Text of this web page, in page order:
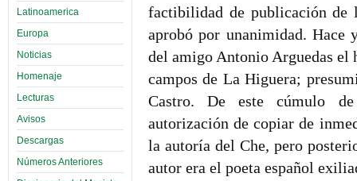
Latinoamerica
Europa
Noticias
Homenaje
Lecturas
Avisos
Descargas
Números Anteriores
factibilidad de publicación de
aprobó por unanimidad. Hace
del amigo Antonio Arguedas el
campos de La Higuera;
Castro. De este cúmulo de
autorización de copiar de
la autoría del Che, pero
autor era el poeta español